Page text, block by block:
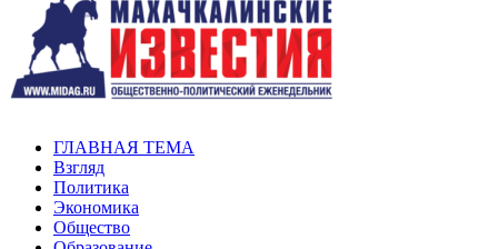
ГЛАВНАЯ ТЕМА
Взгляд
Политика
Экономика
Общество